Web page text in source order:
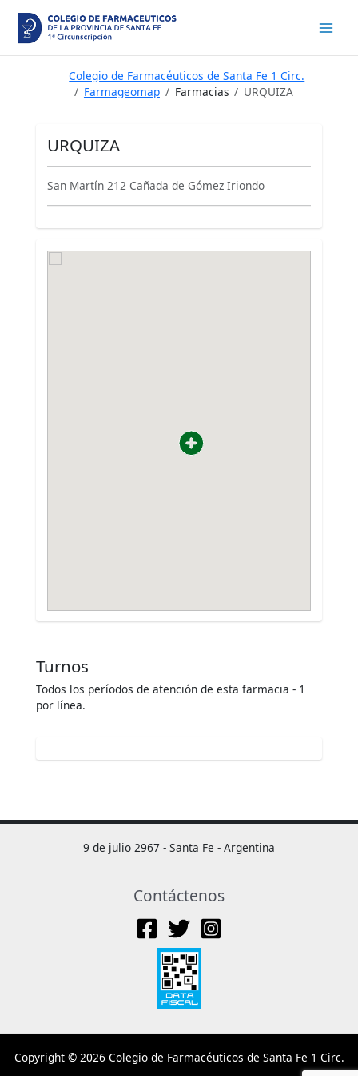
contenido
Colegio de Farmacéuticos de Santa Fe 1 Circ.
Farmageomap
Farmacias URQUIZA
URQUIZA
San Martín 212 Cañada de Gómez Iriondo
Turnos
Todos los períodos de atención de esta farmacia - 1
por línea.
9 de julio 2967 - Santa Fe - Argentina
Contáctenos
Copyright © 2026 Colegio de Farmacéuticos de Santa Fe 1 Circ.